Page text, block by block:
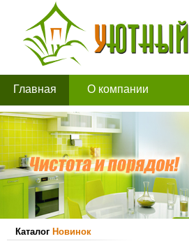
Главная О компании
Каталог Новинок